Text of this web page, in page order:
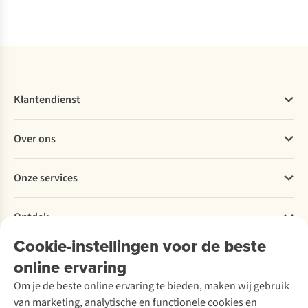
Cookie-instellingen voor de beste
online ervaring
Om je de beste online ervaring te bieden, maken wij gebruik
van marketing, analytische en functionele cookies en
Klantendienst
Bestellen
Betalen
Levering
Retourneren
Bestelling herroepen
Garantie
Contact
Over ons
Explore More
Verantwoord ondernemen
Over Ayacucho
Onze winkels
Over A.S.Adventure
Toegankelijkheidsverklaring
Onze services
Ski-onderhoud
Wasservice
Schoenonderhoud
Schoenherstelling
Ontdek
A.S.Magazine
Podcast
Explore Academy
Explore Camp